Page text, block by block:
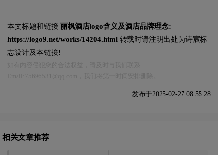
本文标题和链接 丽枫酒店logo含义及酒店品牌理念:
https://logo9.net/works/14204.html 转载时请注明出处为诗宸标
志设计及本链接!
发布于2025-02-27 08:55:28
相关文章推荐